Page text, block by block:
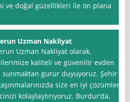
ve doğal güzellikleri ile ön plana
Uzman Nakliyat
Uzman Nakliyat olarak,
kaliteli ve güvenilir evden
gurur duyuyoruz. Şehir
size en iyi çözümleri
kolaylaştırıyoruz. Burdur‘da,